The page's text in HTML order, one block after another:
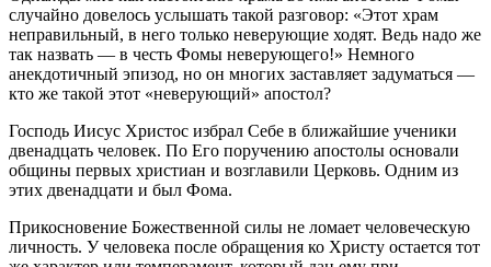
случайно довелось услышать такой разговор: «Этот храм
неправильный, в него только неверующие ходят. Ведь надо же
так назвать — в честь Фомы неверующего!» Немного
анекдотичный эпизод, но он многих заставляет задуматься —
кто же такой этот «неверующий» апостол?
Господь Иисус Христос избрал Себе в ближайшие ученики
двенадцать человек. По Его поручению апостолы основали
общины первых христиан и возглавили Церковь. Одним из
этих двенадцати и был Фома.
Прикосновение Божественной силы не ломает человеческую
личность. У человека после обращения ко Христу остается тот